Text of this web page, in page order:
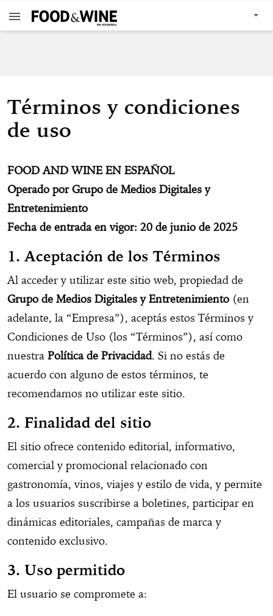
Términos y condiciones
de uso
FOOD AND WINE EN ESPAÑOL
Operado por Grupo de Medios Digitales y
Entretenimiento
Fecha de entrada en vigor: 20 de junio de 2025
1. Aceptación de los Términos
Al acceder y utilizar este sitio web, propiedad de
Grupo de Medios Digitales y Entretenimiento (en
adelante, la “Empresa”), aceptás estos Términos y
Condiciones de Uso (los “Términos”), así como
nuestra Política de Privacidad. Si no estás de
acuerdo con alguno de estos términos, te
recomendamos no utilizar este sitio.
2. Finalidad del sitio
El sitio ofrece contenido editorial, informativo,
comercial y promocional relacionado con
gastronomía, vinos, viajes y estilo de vida, y permite
a los usuarios suscribirse a boletines, participar en
dinámicas editoriales, campañas de marca y
contenido exclusivo.
3. Uso permitido
El usuario se compromete a: